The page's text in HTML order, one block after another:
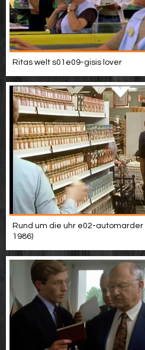
Ritas welt s01e09-gisis lover
Rund um die uhr e02-automarder
1986)